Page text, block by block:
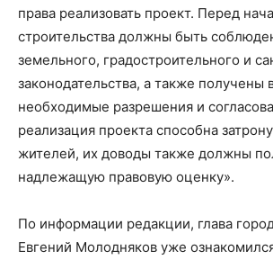
права реализовать проект. Перед
строительства должны быть
земельного, градостроительного и
законодательства, а также получены
необходимые разрешения и
реализация проекта способна
жителей, их доводы также должны
надлежащую правовую оценку».
По информации редакции, глава
Евгений Молодняков уже